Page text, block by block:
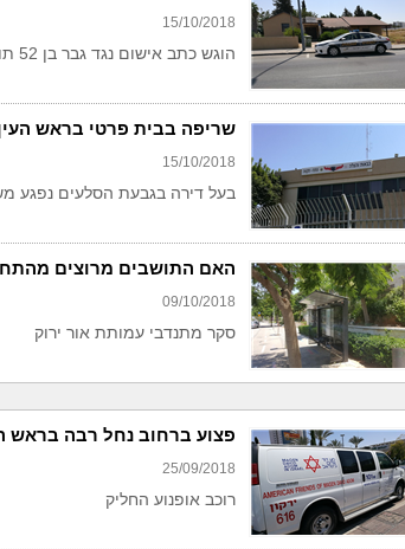
15/10/2018
הוגש כתב אישום נגד גבר בן 52 תושב העיר
שריפה בבית פרטי בראש
15/10/2018
בעל דירה בגבעת הסלעים נפגע
האם התושבים מרוצים
09/10/2018
סקר מתנדבי עמותת אור ירוק
פצוע ברחוב נחל רבה בראש
25/09/2018
רוכב אופנוע החליק